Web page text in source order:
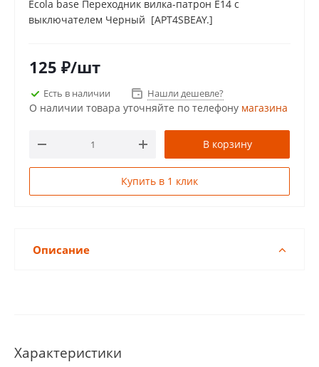
Ecola base Переходник вилка-патрон E14 с
выключателем Черный [APT4SBEAY.]
125 ₽/шт
Есть в наличии Нашли дешевле?
О наличии товара уточняйте по телефону магазина
В корзину
Купить в 1 клик
Описание
Характеристики